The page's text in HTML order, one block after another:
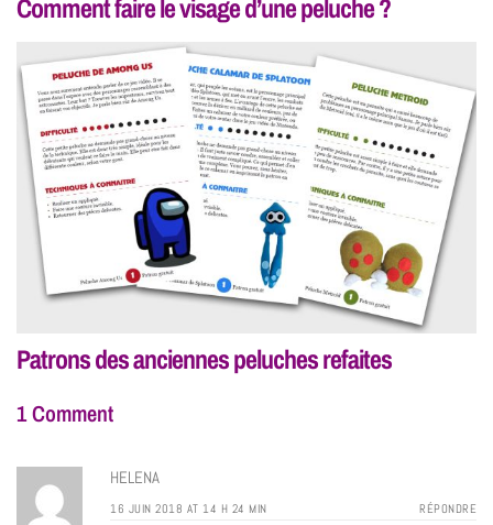
Comment faire le visage d’une peluche ?
Patrons des anciennes peluches refaites
1 Comment
HELENA
16 JUIN 2018 AT 14 H 24 MIN RÉPONDRE